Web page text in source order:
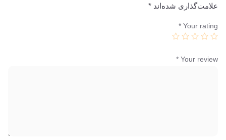
علامت‌گذاری شده‌اند *
Your rating
*
Your review
*